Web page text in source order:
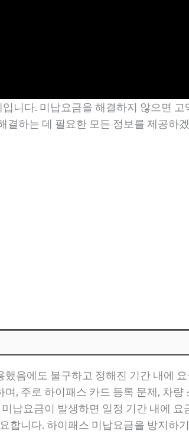
니다. 미납요금을 해결하지 않으면
결하는 데 필요한 모든 정보를 제공하
음에도 불구하고 정해진 기간 내에
, 주로 하이패스 카드 등록 문제, 차
납요금이 발생하면 일정 기간 내에
합니다. 하이패스 미납요금을 방지하